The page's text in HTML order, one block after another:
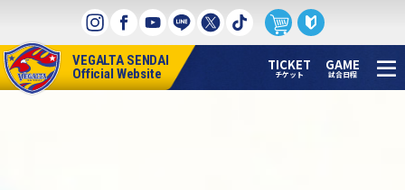
へ
ス
キ
VEGALTA SENDAI
Official Website
TICKET
チケット
GAME
試合日程